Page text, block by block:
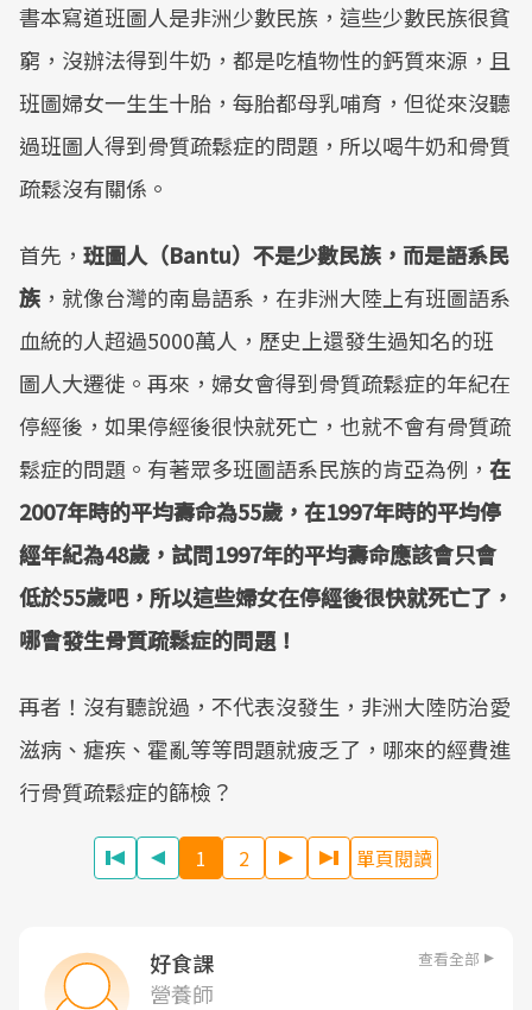
書本寫道班圖人是非洲少數民族，這些少數民族很貧
窮，沒辦法得到牛奶，都是吃植物性的鈣質來源，且
班圖婦女一生生十胎，每胎都母乳哺育，但從來沒聽
過班圖人得到骨質疏鬆症的問題，所以喝牛奶和骨質
疏鬆沒有關係。
首先， 班圖人（Bantu）不是少數民族，而是語系民
族 ，就像台灣的南島語系，在非洲大陸上有班圖語系
血統的人超過5000萬人，歷史上還發生過知名的班
圖人大遷徙。再來，婦女會得到骨質疏鬆症的年紀在
停經後，如果停經後很快就死亡，也就不會有骨質疏
鬆症的問題。有著眾多班圖語系民族的肯亞為例， 在
2007年時的平均壽命為55歲，在1997年時的平均停
經年紀為48歲，試問1997年的平均壽命應該會只會
低於55歲吧，所以這些婦女在停經後很快就死亡了，
哪會發生骨質疏鬆症的問題！
再者！沒有聽說過，不代表沒發生，非洲大陸防治愛
滋病、瘧疾、霍亂等等問題就疲乏了，哪來的經費進
行骨質疏鬆症的篩檢？
1 2 單頁閱讀
好食課 查看全部
營養師